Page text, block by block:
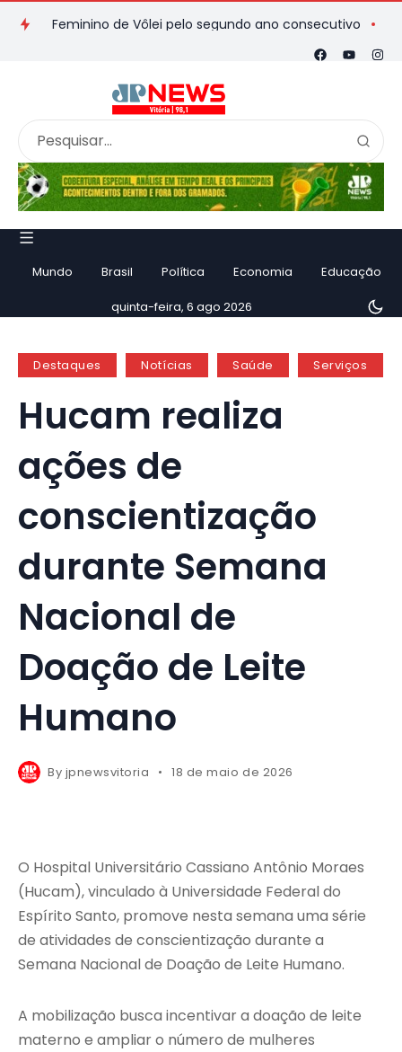
de Vôlei pelo segundo ano consecutivo El Niño
Mundo Brasil Política Economia Educação
quinta-feira, 6 ago 2026
Destaques Notícias Saúde Serviços
Hucam realiza
ações de
conscientização
durante Semana
Nacional de
Doação de Leite
Humano
By jpnewsvitoria 18 de maio de 2026
O Hospital Universitário Cassiano Antônio Moraes
(Hucam), vinculado à Universidade Federal do
Espírito Santo, promove nesta semana uma série
de atividades de conscientização durante a
Semana Nacional de Doação de Leite Humano.
A mobilização busca incentivar a doação de leite
materno e ampliar o número de mulheres